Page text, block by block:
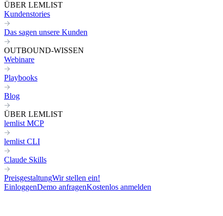
ÜBER LEMLIST
Kundenstories
Das sagen unsere Kunden
OUTBOUND-WISSEN
Webinare
Playbooks
Blog
ÜBER LEMLIST
lemlist MCP
lemlist CLI
Claude Skills
PreisgestaltungWir stellen ein!
EinloggenDemo anfragenKostenlos anmelden